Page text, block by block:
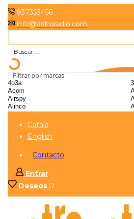
937353456
info@astroradio.com
Filtrar por marcas
Català
English
Contacto
Entrar
Deseos 0